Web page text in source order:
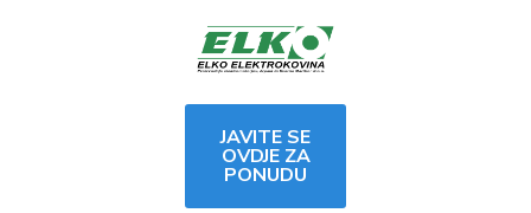
JAVITE SE
OVDJE ZA
PONUDU